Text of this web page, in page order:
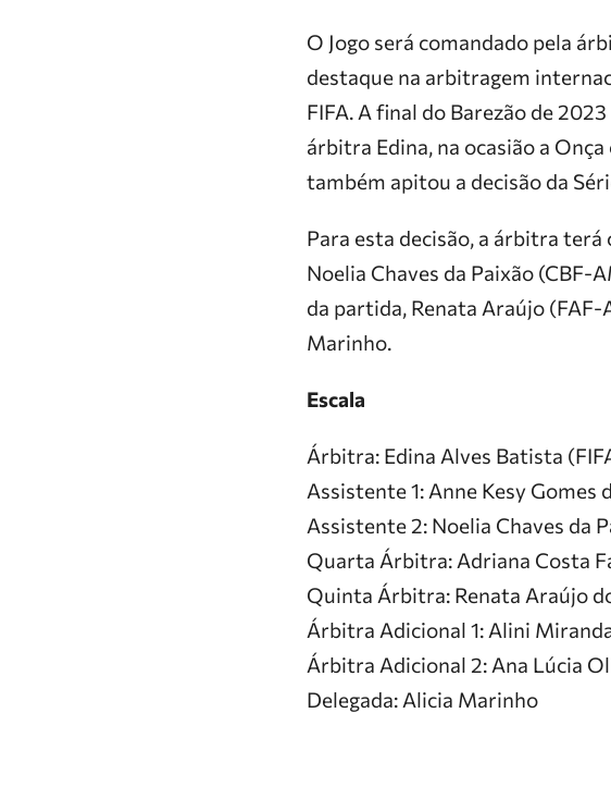
O Jogo será comandado pela
destaque na arbitragem
FIFA. A final do Barezão de
árbitra Edina, na ocasião a
também apitou a decisão da
Para esta decisão, a árbitra terá
Noelia Chaves da Paixão
da partida, Renata Araújo
Marinho.
Escala
Árbitra: Edina Alves Batista
Assistente 1: Anne Kesy Gomes
Assistente 2: Noelia Chaves da
Quarta Árbitra: Adriana Costa
Quinta Árbitra: Renata Araújo
Árbitra Adicional 1: Alini
Árbitra Adicional 2: Ana Lúcia
Delegada: Alicia Marinho